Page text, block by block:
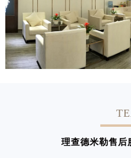
理查德米勒售后